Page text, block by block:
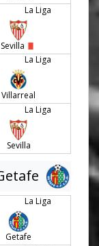
La Liga
Sevilla
La Liga
Villarreal
La Liga
Sevilla
La Liga
Getafe